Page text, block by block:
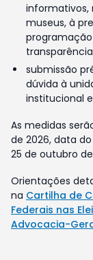
informativos,
museus, à
submissão
dúvida à
institucional
As medidas
de 2026, data
25 de outubro
Orientações
na Cartilha de
Federais nas
Advocacia-